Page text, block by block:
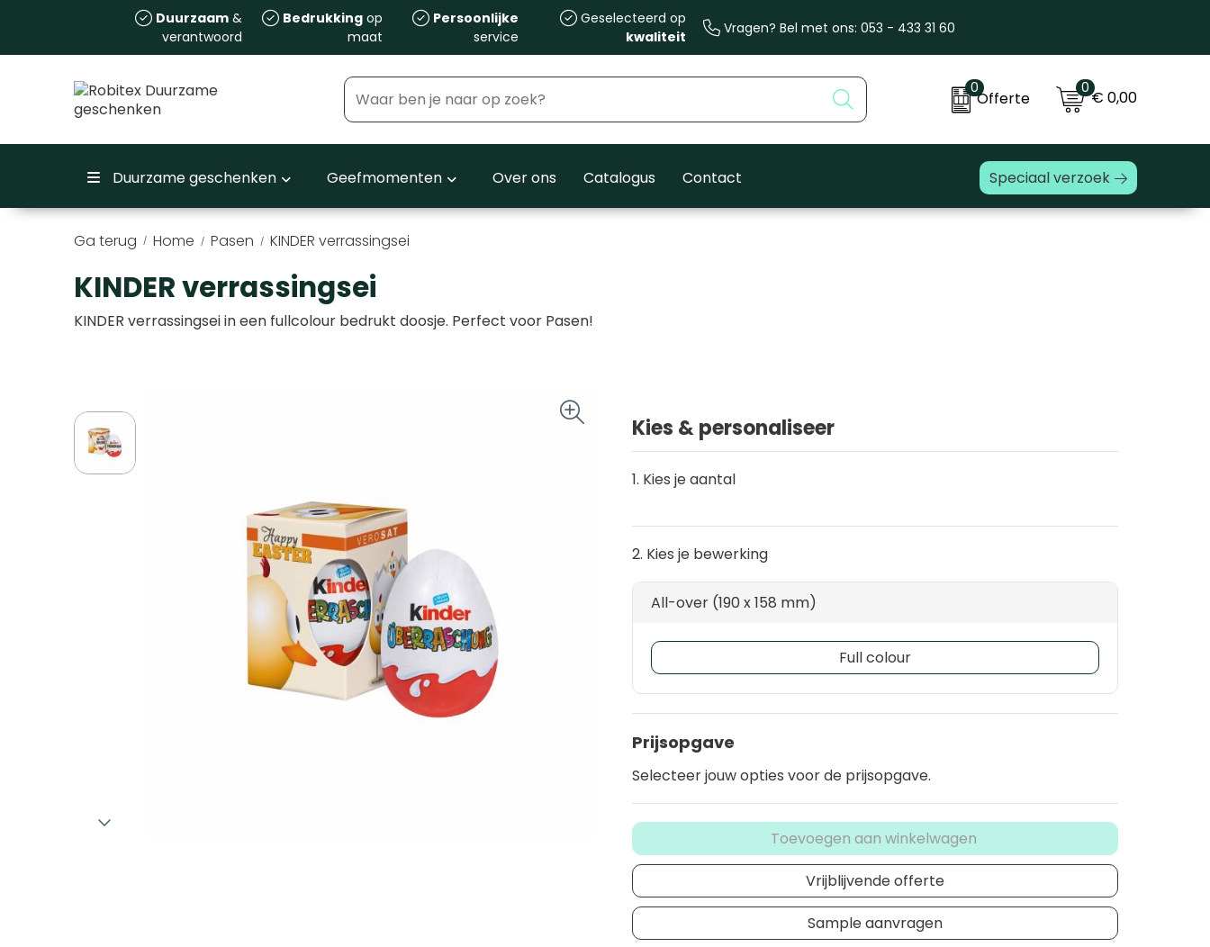
Duurzaam&
verantwoord
Bedrukkingop
maat
Persoonlijke
service
Geselecteerd op
kwaliteit
Vragen? Bel met ons: 053 - 433 31 60
0
Offerte
0€ 0,00
Duurzame geschenken Geefmomenten Over ons Catalogus Contact Speciaal verzoek
Ga terug / Home Pasen KINDER verrassingsei
KINDER verrassingsei
KINDER verrassingsei in een fullcolour bedrukt doosje. Perfect voor Pasen!
Kies & personaliseer
1. Kies je aantal
2. Kies je bewerking
All-over (190 x 158 mm)
Full colour
Prijsopgave
Selecteer jouw opties voor de prijsopgave.
Toevoegen aan winkelwagen
Vrijblijvende offerte
Sample aanvragen